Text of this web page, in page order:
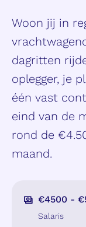
Woon jij in
dagritten
oplegger, je
één vast
eind van de
rond de
maand.
€4500 -
Salaris